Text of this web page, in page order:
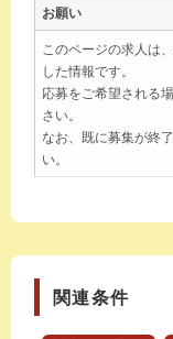
お願い
このページの求人は
した情報です。
応募をご希望される
さい。
なお、既に募集が終
い。
関連条件